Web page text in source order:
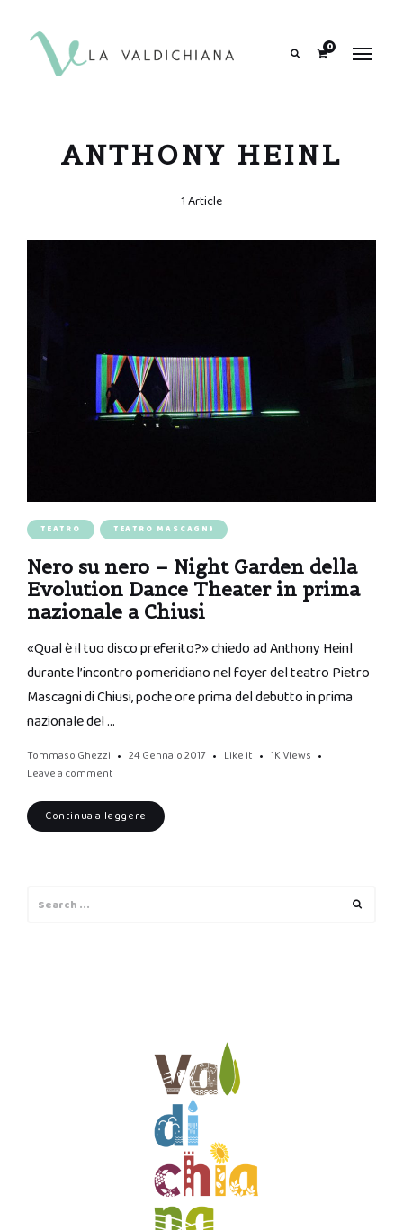
0
ANTHONY HEINL
1 Article
TEATRO TEATRO MASCAGNI
Nero su nero – Night Garden della
Evolution Dance Theater in prima
nazionale a Chiusi
«Qual è il tuo disco preferito?» chiedo ad Anthony Heinl
durante l’incontro pomeridiano nel foyer del teatro Pietro
Mascagni di Chiusi, poche ore prima del debutto in prima
nazionale del …
Tommaso Ghezzi 24 Gennaio 2017 Like it 1K Views
Leave a comment
Continua a leggere
for: